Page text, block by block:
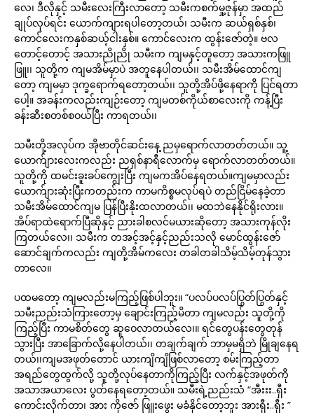
လေ၊ ဒီလိုနှင့် သမီးလေးကြီးလာတော့ သမီးကစက်မှု့ဇုန်မှာ အထည်
ချုပ်လုပ်ရင်း ယောက်ကျားရပါတော့တယ်၊ သမီးက ဆယ်ရှစ်နှစ်၊
ကောင်လေးကနှစ်ဆယ့်ငါးနှစ်။ ကောင်လေးက ထွန်းဇော်တဲ့။ ဗလ
တောင့်တောင့် အသားညိုညို သမီးက ကျမနှင့်တူတော့ အသားကဖြူ
ဖြူ၊၊ သူတို့က ကျမအိမ်မှာပဲ အတူနေပါတယ်၊၊ သမီးအိမ်ထောင်ကျ
တော့ ကျမမှာ ဒုက္ခရောက်ရတော့တယ်၊၊ သူတို့အိပ်ဖို့နေရာကို ပြင်ရတာ
ပေါ့။ အခန်းကလည်းကျဉ်းတော့ ကျမတစ်ကိုယ်စာလေးကို ကန့်ပြီး
ခန်းဆီးစတစ်စဝယ်ပြီး ကာရတယ်၊၊
သမီးတို့အလုပ်က အိုဗာတိုင်ဆင်းနေ့ ညမှရောက်လာတတ်တယ်။ သူ့
ယောက်ျားလေးကလည်း ညရှစ်နာရီလောက်မှ ရောက်လာတတ်တယ်။
သူတို့ကို ထမင်းခူးခပ်ကျွေးပြီး ကျမကအိပ်နေရတယ်။ကျမမှာလည်း
ယောက်ျားဆုံးပြီးကတည်းက ကာမကိစ္စမလုပ်ရပဲ တည်ငြိမ်နေခဲ့တာ
သမီးအိမ်ထောင်ကျမ ပြန်ပြီးနိုးထလာတယ်၊၊ မထဘဲနေနိုင်ရိုးလား။
အိပ်ရာထဲရောက်ပြီဆိုနှင့် ညားခါစလင်မယားဆိုတော့ အသားကုန်လိုး
ကြတယ်လေ၊၊ သမီးက တအင့်အင့်နှင့်ညည်းသလို မောင်ထွန်းဇော်
ဆောင်ချက်ကလည်း ကျတို့အိမ်ကလေး တခါတခါသိမ့်သိမ့်တုန်သွား
တာလေ။
ပထမတော့ ကျမလည်းမကြည့်ဖြစ်ပါဘူး။ “ပလပ်ပလပ်ပြွတ်ပြွတ်နှင့်
သမီးညည်းသံကြားတော့မှ ချောင်းကြည့်မိတာ ကျမလည်း သူတို့ကို
ကြည့်ပြီး ကာမစိတ်တွေ ဆူဝေလာတယ်လေ၊။ ရင်တွေပန်းတွေတုန်
သွားပြီး အာခြောက်လို့နေပါတယ်၊၊ တချက်ချက် ဘာမှမရှိဘဲ မြိုချနေရ
တယ်၊၊ကျမအဖုတ်တောင် ယားကျိကျိဖြစ်လာတော့ စမ်းကြည့်တာ
အရည်တွေထွက်လို့ သူတို့လုပ်နေတာကိုကြည့်ပြီး လက်နှင့်အဖုတ်ကို
အသာအယာလေး ပွတ်နေရတော့တယ်။ သမီးရဲ့ညည်းသံ “အီးးး..ရှီး
ကောင်းလိုက်တာ၊ အား ကိုဇော် ဖြူးဖွေး မခံနိုင်တော့ဘူး အားရှီး..ရှီး ”